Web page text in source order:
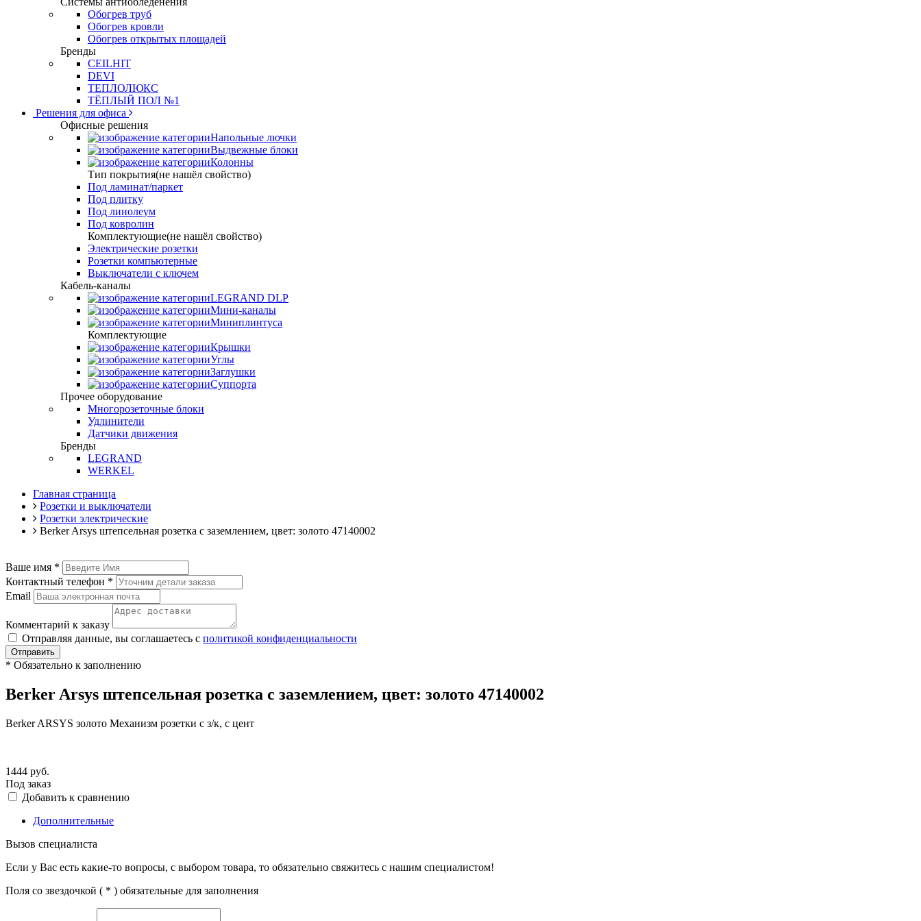
Обогрев труб
Обогрев кровли
Обогрев открытых площадей
Бренды
CEILHIT
DEVI
ТЕПЛОЛЮКС
ТЁПЛЫЙ ПОЛ №1
Решения для офиса
Офисные решения
Напольные лючки
Выдвежные блоки
Колонны
Тип покрытия(не нашёл свойство)
Под ламинат/паркет
Под плитку
Под линолеум
Под ковролин
Комплектующие(не нашёл свойство)
Электрические розетки
Розетки компьютерные
Выключатели с ключем
Кабель-каналы
LEGRAND DLP
Мини-каналы
Миниплинтуса
Комплектующие
Крышки
Углы
Заглушки
Суппорта
Прочее оборудование
Многорозеточные блоки
Удлинители
Датчики движения
Бренды
LEGRAND
WERKEL
Главная страница
Розетки и выключатели
Розетки электрические
Berker Arsys штепсельная розетка с заземлением, цвет: золото 47140002
Ваше имя *
Контактный телефон *
Email
Комментарий к заказу
Отправляя данные, вы соглашаетесь с политикой конфиденциальности
Отправить
* Обязательно к заполнению
Berker Arsys штепсельная розетка с заземлением, цвет: золото 47140002
Berker ARSYS золото Механизм розетки с з/к, с цент
1444 руб.
Под заказ
Добавить к сравнению
Дополнительные
Вызов специалиста
Если у Вас есть какие-то вопросы, с выбором товара, то обязательно свяжитесь с нашим специалистом!
Поля со звездочкой ( * ) обязательные для заполнения